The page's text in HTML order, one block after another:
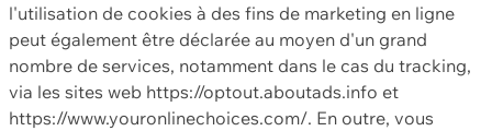
l'utilisation de cookies à des fins de marketing en ligne
peut également être déclarée au moyen d'un grand
nombre de services, notamment dans le cas du tracking,
via les sites web https://optout.aboutads.info et
https://www.youronlinechoices.com/. En outre, vous